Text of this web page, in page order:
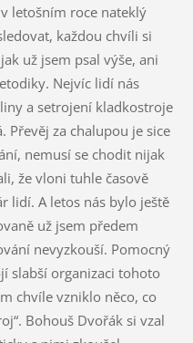
letošním roce nateklý
každou chvíli si
už jsem psal výše, ani
Nejvíc lidí nás
a setrojení kladkostroje
za chalupou je sice
nemusí se chodit nijak
že vloni tuhle časově
lidí. A letos nás bylo ještě
už jsem předem
nevyzkouší. Pomocný
slabší organizaci tohoto
chvíle vzniklo něco, co
Bohouš Dvořák si vzal